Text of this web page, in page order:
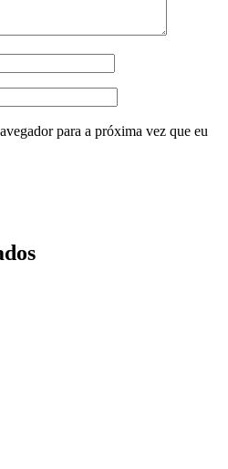
para a próxima vez que eu